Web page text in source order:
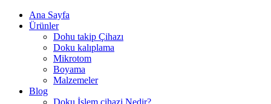
Ana Sayfa
Ürünler
Dohu takip Çihazı
Doku kalıplama
Mikrotom
Boyama
Malzemeler
Blog
Doku İşlem cihazi Nedir?